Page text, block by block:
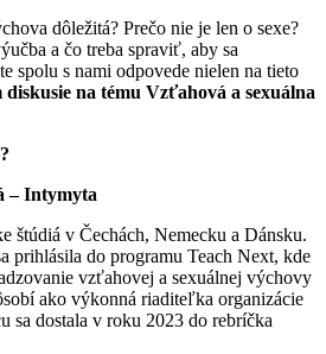
dôležitá? Prečo nie je len o sexe?
a čo treba spraviť, aby sa
spolu s nami odpovede nielen na tieto
diskusie na tému Vzťahová a sexuálna
– Intymyta
štúdiá v Čechách, Nemecku a Dánsku.
prihlásila do programu Teach Next, kde
vzťahovej a sexuálnej výchovy
ako výkonná riaditeľka organizácie
sa dostala v roku 2023 do rebríčka